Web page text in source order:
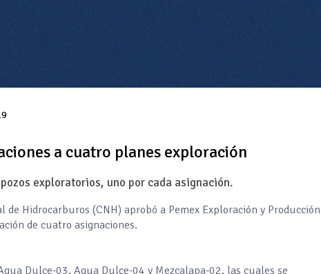
a cuatro planes exploración
exploratorios, uno por cada asignación.
de Hidrocarburos (CNH) aprobó a Pemex Exploración y Producción
de cuatro asignaciones.
Dulce-03, Agua Dulce-04 y Mezcalapa-02, las cuales se